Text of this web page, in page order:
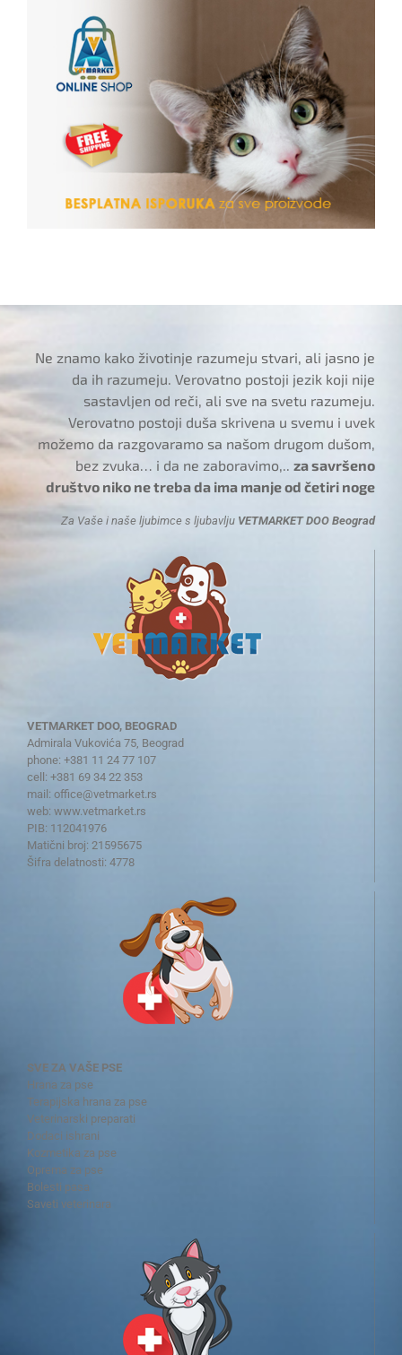
Ne znamo kako životinje razumeju stvari, ali jasno je
da ih razumeju. Verovatno postoji jezik koji nije
sastavljen od reči, ali sve na svetu razumeju.
Verovatno postoji duša skrivena u svemu i uvek
možemo da razgovaramo sa našom drugom dušom,
bez zvuka… i da ne zaboravimo,..za savršeno
društvo niko ne treba da ima manje od četiri noge
Za Vaše i naše ljubimce s ljubavlju VETMARKET DOO Beograd
VETMARKET DOO, BEOGRAD
Admirala Vukovića 75, Beograd
phone: +381 11 24 77 107
cell: +381 69 34 22 353
mail: office@vetmarket.rs
web: www.vetmarket.rs
PIB: 112041976
Matični broj: 21595675
Šifra delatnosti: 4778
SVE ZA VAŠE PSE
Hrana za pse
Terapijska hrana za pse
Veterinarski preparati
Dodaci ishrani
Kozmetika za pse
Oprema za pse
Bolesti pasa
Saveti veterinara